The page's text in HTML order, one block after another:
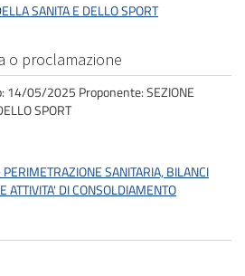
SANITA E DELLO SPORT
o proclamazione
14/05/2025 Proponente: SEZIONE
SPORT
SANITARIA, BILANCI
ATTIVITA' DI CONSOLDIAMENTO